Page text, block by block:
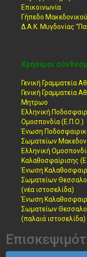
Επικοινωνία
Γήπεδο
Δ.Α.Κ. Μυγδονίας
Χρήσιμοι
Γενική Γραμματεία
Γενική Γραμματεία
Μητρωο
Ελληνική
Ομοσπονδία (Ε.Π.Ο.)
Ένωση
Σωματείων
Ελληνική
Καλαθοσφαίρισης
Ένωση
Σωματείων
(νέα ιστοσελίδα)
Ένωση
Σωματείων
(παλαιά ιστοσελίδα)